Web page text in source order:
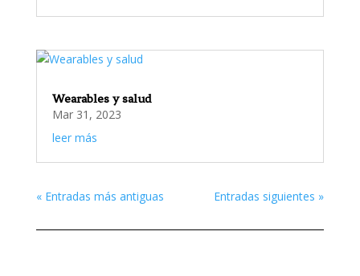
Wearables y salud
Mar 31, 2023
leer más
« Entradas más antiguas Entradas siguientes »